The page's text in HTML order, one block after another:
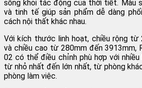
sống khỏi tác động của thời tiết. Màu
và tinh tế giúp sản phẩm dễ dàng
cách nội thất khác nhau.
Với kích thước linh hoạt, chiều rộng từ
và chiều cao từ 280mm đến 3913mm,
02 có thể điều chỉnh phù hợp với nhiều
từ nhỏ nhất đến lớn nhất, từ phòng
phòng làm việc.